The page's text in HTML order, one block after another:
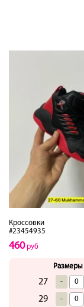
Кроссовки
#23454935
460руб
Размеры
27 -
29 -